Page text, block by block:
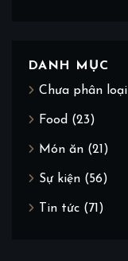
DANH MỤC
Chưa phân loại
Food (23)
Món ăn (21)
Sự kiện (56)
Tin tức (71)